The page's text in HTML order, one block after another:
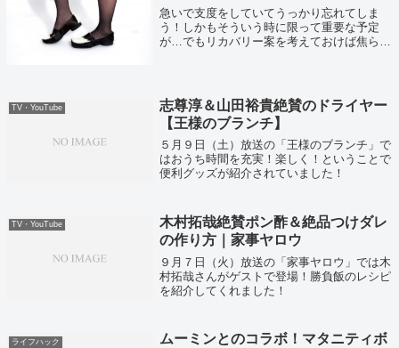
急いで支度をしていてうっかり忘れてしま
う！しかもそういう時に限って重要な予定
が…でもリカバリー案を考えておけば焦らず
TV・YouTube
志尊淳＆山田裕貴絶賛のドライヤー
【王様のブランチ】
５月９日（土）放送の「王様のブランチ」で
はおうち時間を充実！楽しく！ということで
便利グッズが紹介されていました！
TV・YouTube
木村拓哉絶賛ポン酢＆絶品つけダレ
の作り方｜家事ヤロウ
９月７日（火）放送の「家事ヤロウ」では木
村拓哉さんがゲストで登場！勝負飯のレシピ
を紹介してくれました！
ライフハック
ムーミンとのコラボ！マタニティボ